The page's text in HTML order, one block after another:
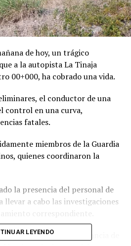
de hoy, un trágico
a la autopista La Tinaja
00+000, ha cobrado una vida.
el conductor de una
control en una curva,
fatales.
miembros de la Guardia
quienes coordinaron la
la presencia del personal de
a cabo las investigaciones
correspondiente.
nos recuerda la importancia de
LEYENDO